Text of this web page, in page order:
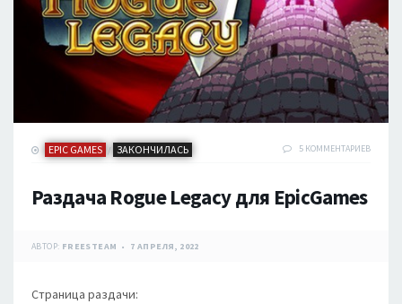
EPIC GAMES / ЗАКОНЧИЛАСЬ 5 КОММЕНТАРИЕВ
Раздача Rogue Legacy для EpicGames
АВТОР: FREESTEAM 7 АПРЕЛЯ, 2022
Страница раздачи: